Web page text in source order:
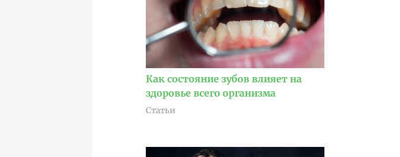
Как состояние зубов влияет на
здоровье всего организма
Статьи